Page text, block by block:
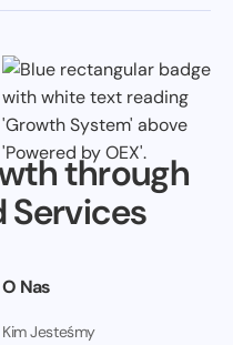
through
Services
O Nas
Kim Jesteśmy